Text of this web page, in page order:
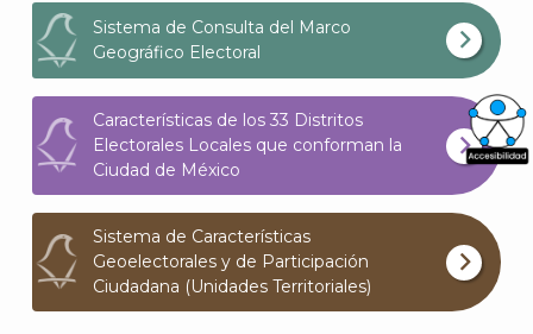
Sistema de Consulta del Marco
Geográfico Electoral
Características de los 33 Distritos
Electorales Locales que conforman la
Ciudad de México
Sistema de Características
Geoelectorales y de Participación
Ciudadana (Unidades Territoriales)